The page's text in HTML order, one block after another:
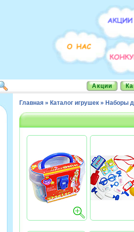
Акции
Главная » Каталог игрушек » Наборы